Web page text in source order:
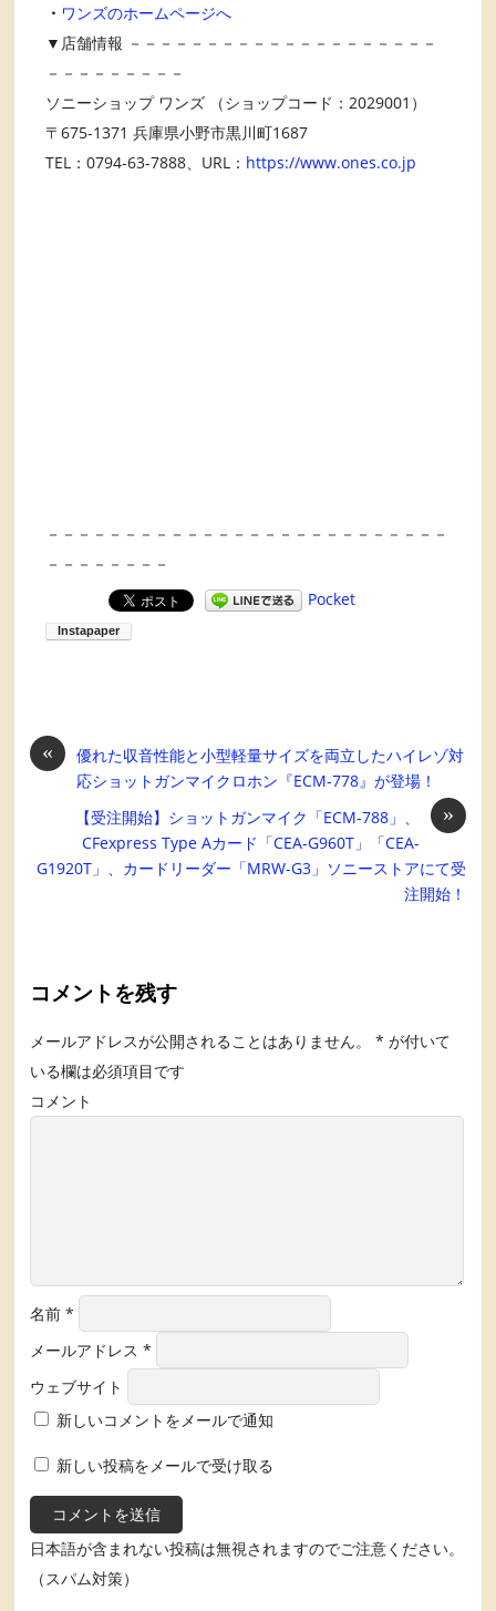
・ ワンズのホームページへ
▼店舗情報 －－－－－－－－－－－－－－－－－－－－
－－－－－－－－－
ソニーショップ ワンズ （ショップコード：2029001）
〒675-1371 兵庫県小野市黒川町1687
TEL：0794-63-7888、URL： https://www.ones.co.jp
－－－－－－－－－－－－－－－－－－－－－－－－－－
－－－－－－－－
Pocket
«
優れた収音性能と小型軽量サイズを両立したハイレゾ対
応ショットガンマイクロホン『ECM-778』が登場！
»
【受注開始】ショットガンマイク「ECM-788」、
CFexpress Type Aカード「CEA-G960T」「CEA-
G1920T」、カードリーダー「MRW-G3」ソニーストアにて受
注開始！
コメントを残す
メールアドレスが公開されることはありません。 * が付いて
いる欄は必須項目です
コメント
名前*
メールアドレス*
ウェブサイト
新しいコメントをメールで通知
新しい投稿をメールで受け取る
日本語が含まれない投稿は無視されますのでご注意ください。
（スパム対策）